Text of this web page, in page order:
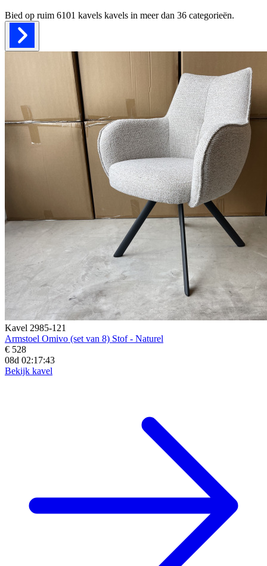
Bied op ruim 6101 kavels kavels in meer dan 36 categorieën.
Kavel 2985-121
Armstoel Omivo (set van 8) Stof - Naturel
€ 528
08d 02:17:41
Bekijk kavel